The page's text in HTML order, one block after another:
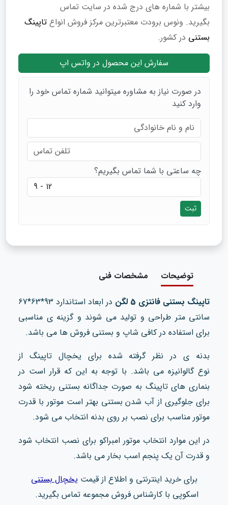
بیشتر با شماره های درج شده در سایت تماس
بگیرید. ونوس برودت معتبرترین مرکز فروش انواع تاپینگ
بستنی در کشور.
سفارش این محصول در واتس اپ
در صورت نیاز به مشاوره میتوانید شماره تماس خود را
وارد کنید
چه ساعتی با شما تماس بگیریم؟
ثبت
توضیحات مشخصات فنی
تاپینگ بستنی فانتزی 5 لگن
در ابعاد استاندارد 93*63*67
سانتی متر طراحی و تولید می شوند و گزینه ی مناسبی
برای استفاده در کافی شاپ و بستنی فروش ها می باشد.
بدنه ی در نظر گرفته شده برای یخچال تاپینگ از
نوع گالوانیزه می باشد. با توجه به این که قرار است در
بنماری های تاپینگ به صورت جداگانه بستنی ریخته شود
برای جلوگیری از آب شدن بستنی بهتر است موتور با قدرت
موتور مناسب برای نصب بر روی بدنه انتخاب می شود.
در این موارد انتخاب موتور امبراکو برای نصب انتخاب شود
و قدرت آن یک پنجم اسب بخار می باشد.
برای خرید اینترنتی و اطلاع از قیمت یخچال بستنی
اسکوپی با کارشناس فروش مجموعه تماس بگیرید.